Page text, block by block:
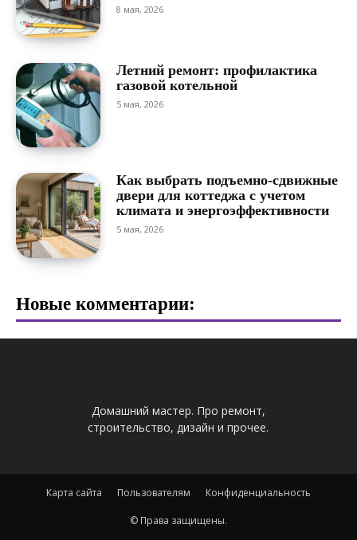
8 мая, 2026
Летний ремонт: профилактика
газовой котельной
5 мая, 2026
Как выбрать подъемно-сдвижные
двери для коттеджа с учетом
климата и энергоэффективности
5 мая, 2026
Новые комментарии:
Домашний мастер. Про ремонт,
строительство, дизайн и прочее.
Карта сайта Пользователям Конфиденциальность
© Права защищены.